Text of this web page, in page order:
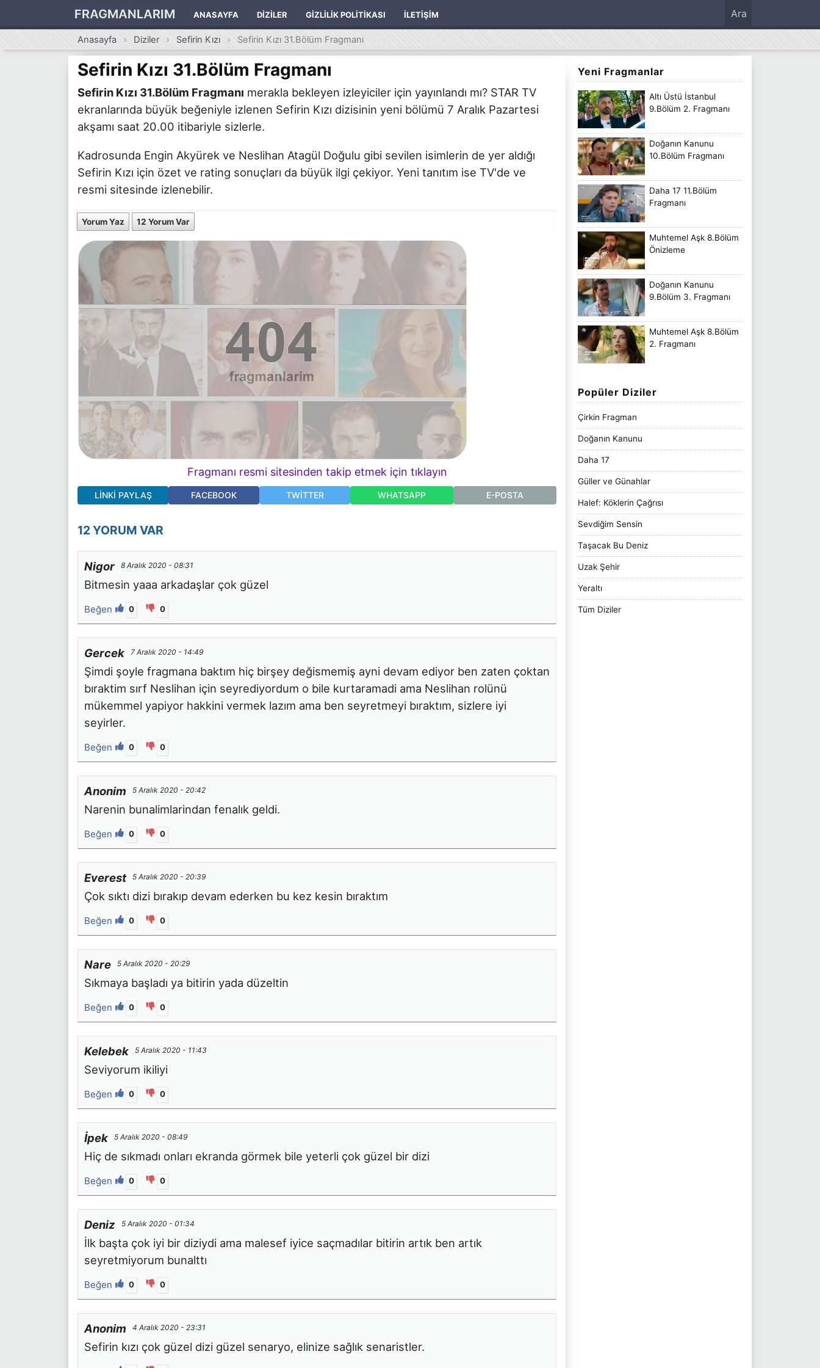
FRAGMANLARIM ANASAYFA DIZILER GIZLILIK POLITIKASI İLETIŞIM Ara
Anasayfa Diziler Sefirin Kızı Sefirin Kızı 31.Bölüm Fragmanı
Sefirin Kızı 31.Bölüm Fragmanı
Sefirin Kızı 31.Bölüm Fragmanı merakla bekleyen izleyiciler için yayınlandı mı? STAR TV
ekranlarında büyük beğeniyle izlenen Sefirin Kızı dizisinin yeni bölümü 7 Aralık Pazartesi
akşamı saat 20.00 itibariyle sizlerle.
Kadrosunda Engin Akyürek ve Neslihan Atagül Doğulu gibi sevilen isimlerin de yer aldığı
Sefirin Kızı için özet ve rating sonuçları da büyük ilgi çekiyor. Yeni tanıtım ise TV'de ve
resmi sitesinde izlenebilir.
Yorum Yaz 12 Yorum Var
Fragmanı resmi sitesinden takip etmek için tıklayın
LINKI PAYLAŞ FACEBOOK TWITTER WHATSAPP E-POSTA
12 YORUM VAR
Nigor 8 Aralık 2020 - 08:31
Bitmesin yaaa arkadaşlar çok güzel
Beğen 0 0
Gercek 7 Aralık 2020 - 14:49
Şimdi şoyle fragmana baktım hiç birşey değismemiş ayni devam ediyor ben zaten çoktan
bıraktim sırf Neslihan için seyrediyordum o bile kurtaramadi ama Neslihan rolünü
mükemmel yapiyor hakkini vermek lazım ama ben seyretmeyi bıraktım, sizlere iyi
seyirler.
Beğen 0 0
Anonim 5 Aralık 2020 - 20:42
Narenin bunalimlarindan fenalık geldi.
Beğen 0 0
Everest 5 Aralık 2020 - 20:39
Çok sıktı dizi bırakıp devam ederken bu kez kesin bıraktım
Beğen 0 0
Nare 5 Aralık 2020 - 20:29
Sıkmaya başladı ya bitirin yada düzeltin
Beğen 0 0
Kelebek 5 Aralık 2020 - 11:43
Seviyorum ikiliyi
Beğen 0 0
İpek 5 Aralık 2020 - 08:49
Hiç de sıkmadı onları ekranda görmek bile yeterli çok güzel bir dizi
Beğen 0 0
Deniz 5 Aralık 2020 - 01:34
İlk başta çok iyi bir diziydi ama malesef iyice saçmadılar bitirin artık ben artık
seyretmiyorum bunalttı
Beğen 0 0
Anonim 4 Aralık 2020 - 23:31
Sefirin kızı çok güzel dizi güzel senaryo, elinize sağlık senaristler.
Yeni Fragmanlar
Altı Üstü İstanbul
9.Bölüm 2. Fragmanı
Doğanın Kanunu
10.Bölüm Fragmanı
Daha 17 11.Bölüm
Fragmanı
Muhtemel Aşk 8.Bölüm
Önizleme
Doğanın Kanunu
9.Bölüm 3. Fragmanı
Muhtemel Aşk 8.Bölüm
2. Fragmanı
Popüler Diziler
Çirkin Fragman
Doğanın Kanunu
Daha 17
Güller ve Günahlar
Halef: Köklerin Çağrısı
Sevdiğim Sensin
Taşacak Bu Deniz
Uzak Şehir
Yeraltı
Tüm Diziler